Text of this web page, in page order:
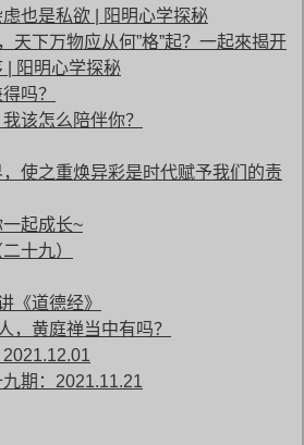
也是私欲 | 阳明心学探秘
天下万物应从何”格”起？一起來揭开
| 阳明心学探秘
吗？
该怎么陪伴你？
使之重焕异彩是时代赋予我们的责
起成长~
十九）
《道德经》
，黄庭禅当中有吗？
2021.12.01
九期：2021.11.21